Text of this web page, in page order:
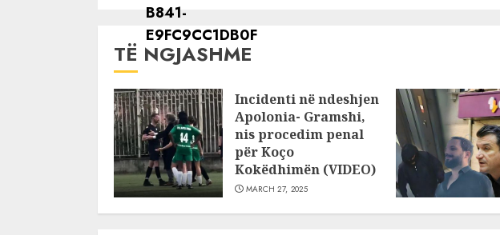
TË NGJASHME
Incidenti në ndeshjen
Apolonia- Gramshi,
nis procedim penal
për Koço
Kokëdhimën (VIDEO)
MARCH 27, 2025